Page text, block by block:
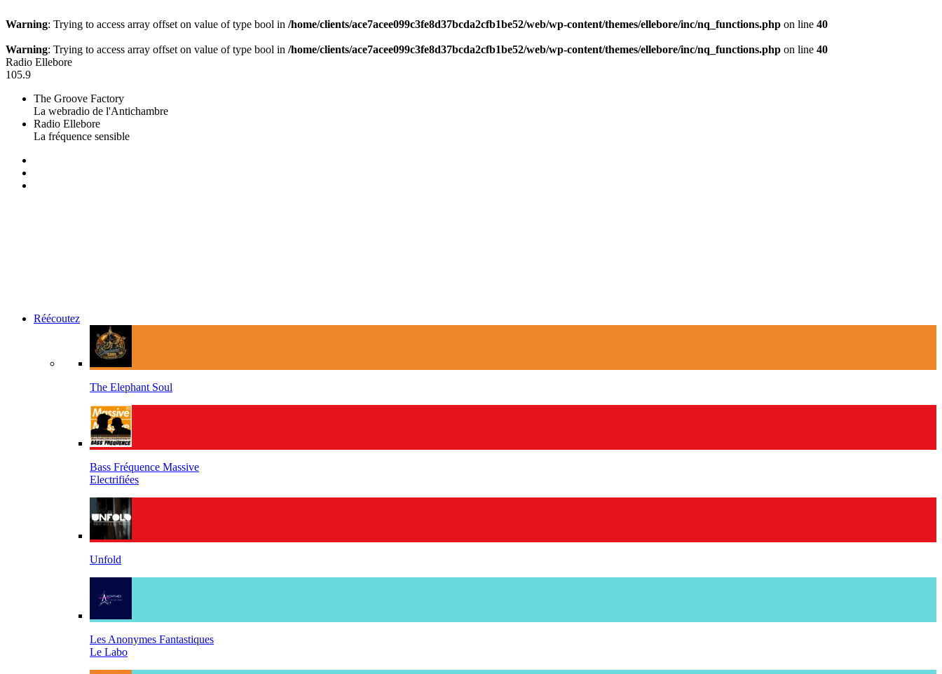
Warning: Trying to access array offset on value of type bool in /home/clients/ace7acee099c3fe8d37bcda2cfb1be52/web/wp-content/themes/ellebore/inc/nq_functions.php on line 40
Warning: Trying to access array offset on value of type bool in /home/clients/ace7acee099c3fe8d37bcda2cfb1be52/web/wp-content/themes/ellebore/inc/nq_functions.php on line 40
Radio Ellebore
105.9
The Groove Factory
La webradio de l'Antichambre
Radio Ellebore
La fréquence sensible
Réécoutez
The Elephant Soul
Bass Fréquence Massive
Electrifiées
Unfold
Les Anonymes Fantastiques
Le Labo